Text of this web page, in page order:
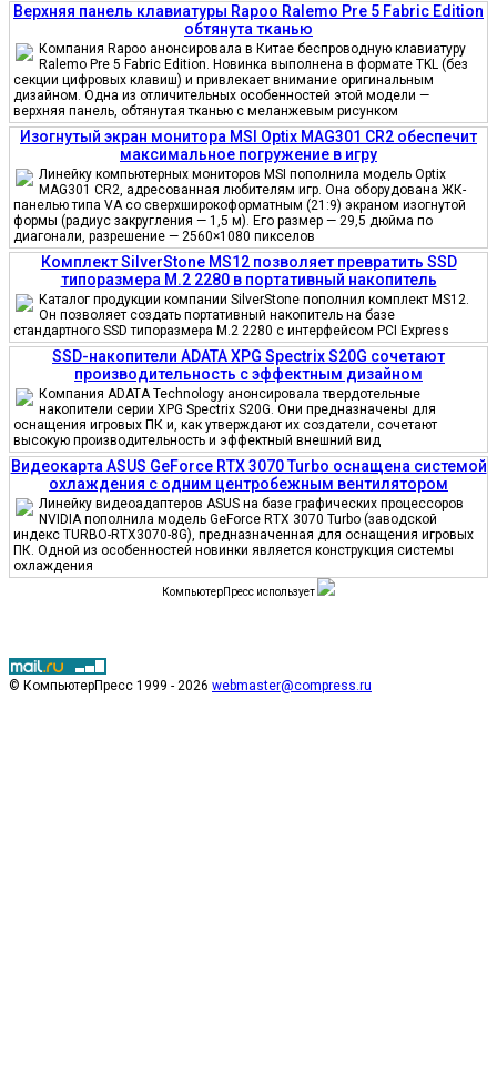
Верхняя панель клавиатуры Rapoo Ralemo Pre 5 Fabric Edition
обтянута тканью
Компания Rapoo анонсировала в Китае беспроводную клавиатуру
Ralemo Pre 5 Fabric Edition. Новинка выполнена в формате TKL (без
секции цифровых клавиш) и привлекает внимание оригинальным
дизайном. Одна из отличительных особенностей этой модели —
верхняя панель, обтянутая тканью с меланжевым рисунком
Изогнутый экран монитора MSI Optix MAG301 CR2 обеспечит
максимальное погружение в игру
Линейку компьютерных мониторов MSI пополнила модель Optix
MAG301 CR2, адресованная любителям игр. Она оборудована ЖК-
панелью типа VA со сверхширокоформатным (21:9) экраном изогнутой
формы (радиус закругления — 1,5 м). Его размер — 29,5 дюйма по
диагонали, разрешение — 2560×1080 пикселов
Комплект SilverStone MS12 позволяет превратить SSD
типоразмера M.2 2280 в портативный накопитель
Каталог продукции компании SilverStone пополнил комплект MS12.
Он позволяет создать портативный накопитель на базе
стандартного SSD типоразмера M.2 2280 с интерфейсом PCI Express
SSD-накопители ADATA XPG Spectrix S20G сочетают
производительность с эффектным дизайном
Компания ADATA Technology анонсировала твердотельные
накопители серии XPG Spectrix S20G. Они предназначены для
оснащения игровых ПК и, как утверждают их создатели, сочетают
высокую производительность и эффектный внешний вид
Видеокарта ASUS GeForce RTX 3070 Turbo оснащена системой
охлаждения с одним центробежным вентилятором
Линейку видеоадаптеров ASUS на базе графических процессоров
NVIDIA пополнила модель GeForce RTX 3070 Turbo (заводской
индекс TURBO-RTX3070-8G), предназначенная для оснащения игровых
ПК. Одной из особенностей новинки является конструкция системы
охлаждения
КомпьютерПресс использует
© КомпьютерПресс 1999 - 2026 webmaster@compress.ru